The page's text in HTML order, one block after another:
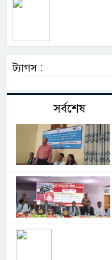
ট্যাগস :
সর্বশেষ